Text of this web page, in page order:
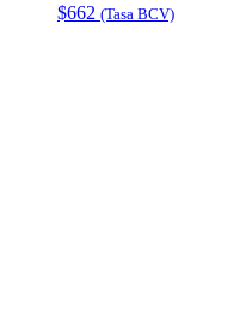
$662 (Tasa BCV)